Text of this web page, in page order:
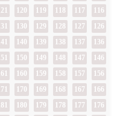
116
117
118
119
120
121
126
127
128
129
130
131
136
137
138
139
140
141
146
147
148
149
150
151
156
157
158
159
160
161
166
167
168
169
170
171
176
177
178
179
180
181